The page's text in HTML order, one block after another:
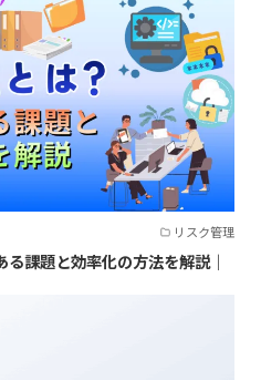
リスク管理
課題と効率化の方法を解説｜